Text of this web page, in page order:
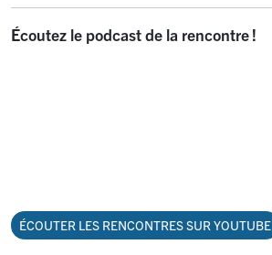
Écoutez le podcast de la rencontre!
ÉCOUTER LES RENCONTRES SUR YOUTUBE